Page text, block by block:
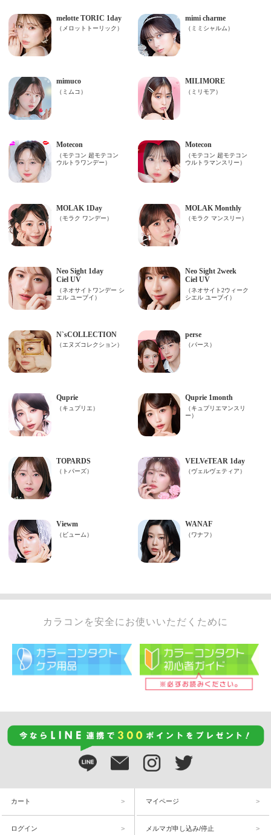
カラコンを安全にお使いいただくために
カート マイページ
ログイン メルマガ申し込み/停止